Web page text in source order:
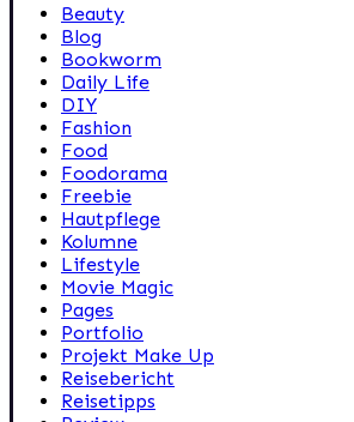
Beauty
Blog
Bookworm
Daily Life
DIY
Fashion
Food
Foodorama
Freebie
Hautpflege
Kolumne
Lifestyle
Movie Magic
Pages
Portfolio
Projekt Make Up
Reisebericht
Reisetipps